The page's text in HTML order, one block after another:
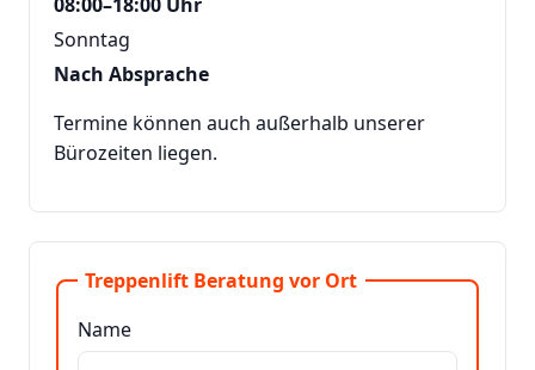
Sonntag
Nach Absprache
Termine können auch außerhalb unserer
Bürozeiten liegen.
Treppenlift Beratung vor Ort
Name